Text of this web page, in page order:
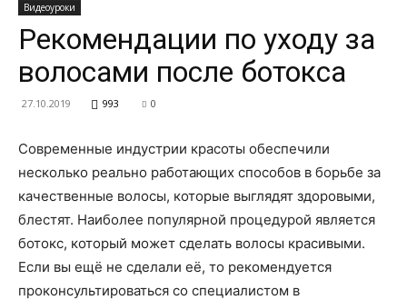
и
все
о
Видеоуроки
Рекомендации по уходу за
волосами после ботокса
27.10.2019 993 0
Современные индустрии красоты обеспечили
несколько реально работающих способов в борьбе за
качественные волосы, которые выглядят здоровыми,
блестят. Наиболее популярной процедурой является
ботокс, который может сделать волосы красивыми.
Если вы ещё не сделали её, то рекомендуется
проконсультироваться со специалистом в